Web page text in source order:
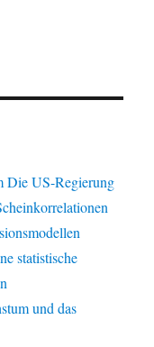
Die US-Regierung
statistische
und das